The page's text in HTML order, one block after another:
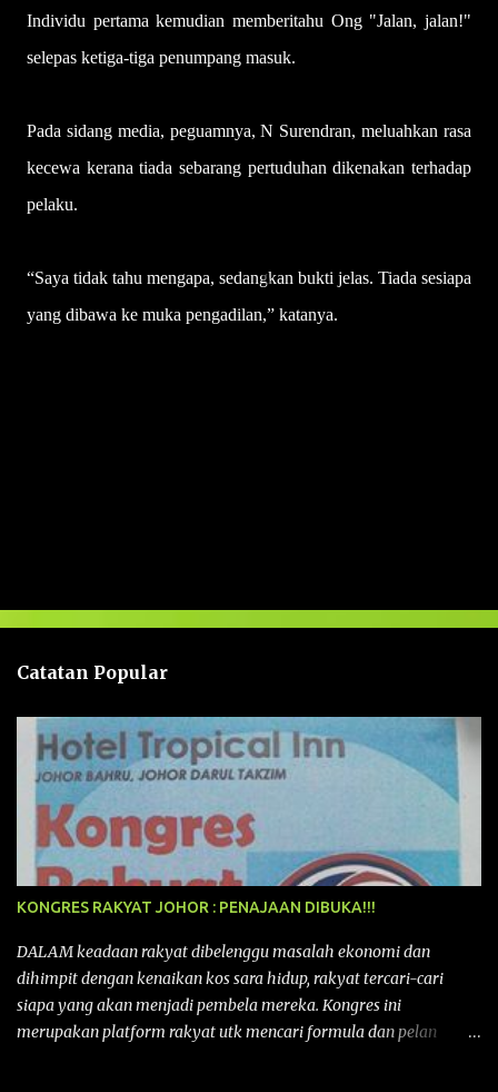
Individu pertama kemudian memberitahu Ong "Jalan, jalan!"
selepas ketiga-tiga penumpang masuk.
Pada sidang media, peguamnya, N Surendran, meluahkan rasa
kecewa kerana tiada sebarang pertuduhan dikenakan terhadap
pelaku.
“Saya tidak tahu mengapa, sedangkan bukti jelas. Tiada sesiapa
yang dibawa ke muka pengadilan,” katanya.
a
n
Catatan Popular
KONGRES RAKYAT JOHOR : PENAJAAN DIBUKA!!!
DALAM keadaan rakyat dibelenggu masalah ekonomi dan
dihimpit dengan kenaikan kos sara hidup, rakyat tercari-cari
siapa yang akan menjadi pembela mereka. Kongres ini
merupakan platform rakyat utk mencari formula dan pelan